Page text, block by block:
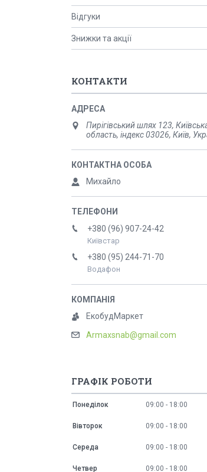
Відгуки
Знижки та акції
КОНТАКТИ
Пирігівський шлях 123,
область, індекс 03026, Київ,
Михайло
+380 (96) 907-24-42
Київстар
+380 (95) 244-71-70
Водафон
ЕкобудМаркет
Armaxsnab@gmail.com
ГРАФІК РОБОТИ
Понеділок 09:00 18:00
Вівторок 09:00 18:00
Середа 09:00 18:00
Четвер 09:00 18:00